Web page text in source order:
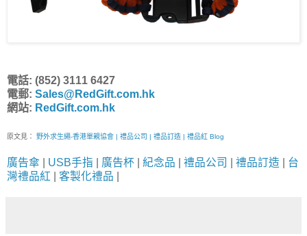
電話: (852) 3111 6427
電郵: Sales@RedGift.com.hk
網站: RedGift.com.hk
原文見： 野外求生繩-香港單親協會 | 禮品公司 | 禮品訂造 | 禮品紅 Blog
廣告傘 USB手指 廣告杯 紀念品 禮品公司 禮品訂造
台
灣禮品紅
客製化禮品